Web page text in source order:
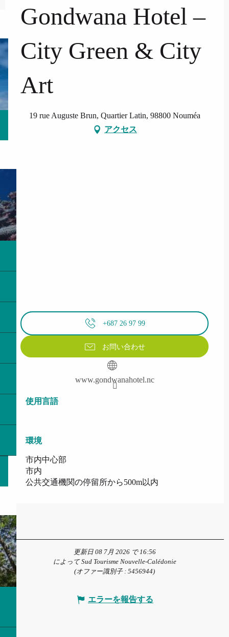
Gondwana Hotel –
City Green & City
Art
19 rue Auguste Brun, Quartier Latin, 98800 Nouméa
アクセス
+687 26 97 99
お問い合わせ
www.gondwanahotel.nc
使用言語
使用言語
環境
環境
市内中心部
市内
公共交通機関の停留所から500m以内
更新日 08 7月 2026 で 16:56
によって Sud Tourisme Nouvelle-Calédonie
(オファー識別子 : 5456944)
エラーを報告する